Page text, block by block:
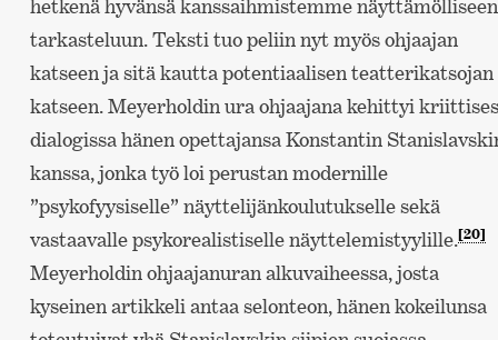
hetkenä hyvänsä kanssaihmistemme näyttämölliseen
tarkasteluun. Teksti tuo peliin nyt myös ohjaajan
katseen ja sitä kautta potentiaalisen teatterikatsojan
katseen. Meyerholdin ura ohjaajana kehittyi
dialogissa hänen opettajansa Konstantin
kanssa, jonka työ loi perustan modernille
”psykofyysiselle” näyttelijänkoulutukselle sekä
vastaavalle psykorealistiselle näyttelemistyylille.[20]
Meyerholdin ohjaajanuran alkuvaiheessa, josta
kyseinen artikkeli antaa selonteon, hänen kokeilunsa